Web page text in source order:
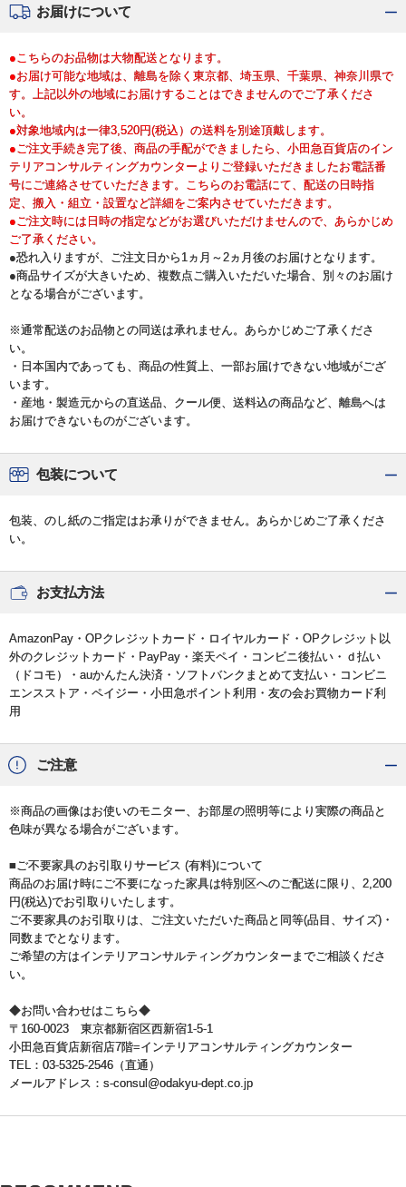
お届けについて
●こちらのお品物は大物配送となります。
●お届け可能な地域は、離島を除く東京都、埼玉県、千葉県、神奈川県で
す。上記以外の地域にお届けすることはできませんのでご了承くださ
い。
●対象地域内は一律3,520円(税込）の送料を別途頂戴します。
●ご注文手続き完了後、商品の手配ができましたら、小田急百貨店のイン
テリアコンサルティングカウンターよりご登録いただきましたお電話番
号にご連絡させていただきます。こちらのお電話にて、配送の日時指
定、搬入・組立・設置など詳細をご案内させていただきます。
●ご注文時には日時の指定などがお選びいただけませんので、あらかじめ
ご了承ください。
●恐れ入りますが、ご注文日から1ヵ月～2ヵ月後のお届けとなります。
●商品サイズが大きいため、複数点ご購入いただいた場合、別々のお届け
となる場合がございます。
※通常配送のお品物との同送は承れません。あらかじめご了承くださ
い。
・日本国内であっても、商品の性質上、一部お届けできない地域がござ
います。
・産地・製造元からの直送品、クール便、送料込の商品など、離島へは
お届けできないものがございます。
包装について
包装、のし紙のご指定はお承りができません。あらかじめご了承くださ
い。
お支払方法
AmazonPay・OPクレジットカード・ロイヤルカード・OPクレジット以
外のクレジットカード・PayPay・楽天ペイ・コンビニ後払い・ｄ払い
（ドコモ）・auかんたん決済・ソフトバンクまとめて支払い・コンビニ
エンスストア・ペイジー・小田急ポイント利用・友の会お買物カード利
用
ご注意
※商品の画像はお使いのモニター、お部屋の照明等により実際の商品と
色味が異なる場合がございます。
■ご不要家具のお引取りサービス (有料)について
商品のお届け時にご不要になった家具は特別区へのご配送に限り、2,200
円(税込)でお引取りいたします。
ご不要家具のお引取りは、ご注文いただいた商品と同等(品目、サイズ)・
同数までとなります。
ご希望の方はインテリアコンサルティングカウンターまでご相談くださ
い。
◆お問い合わせはこちら◆
〒160-0023 東京都新宿区西新宿1-5-1
小田急百貨店新宿店7階=インテリアコンサルティングカウンター
TEL：03-5325-2546（直通）
メールアドレス：s-consul@odakyu-dept.co.jp